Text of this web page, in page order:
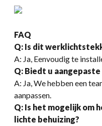
FAQ
Q: Is dit
A: Ja, Eenvoudig te
Q: Biedt u aangepaste
A: Ja, We hebben een
aanpassen.
Q: Is het mogelijk om
lichte behuizing?